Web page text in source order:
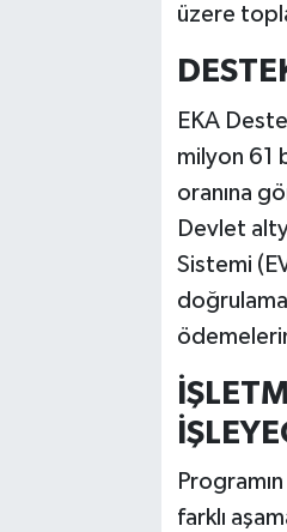
üzere
EKA
milyon 61
oranına
Devlet
Sistemi
farklı